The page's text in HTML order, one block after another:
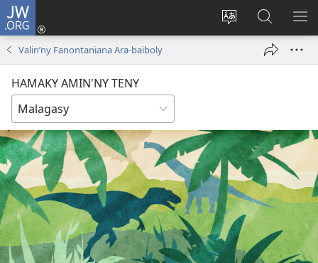
JW.ORG
Hiova
Hiditra
(manokatra
ato
Amin’ny
Valin’ny Fanontaniana Ara-baiboly
HAMAKY AMIN'NY TENY